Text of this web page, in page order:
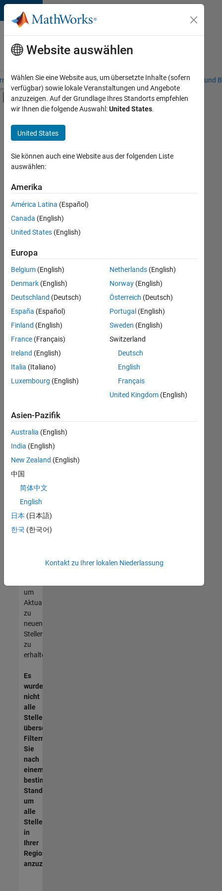
Weiter zum Inhalt
Karriere
bei
MathWorks
– Übersicht Stellensuche Niederlassungen Studierende und
Umschaltung für Off-Canvas-
Hauptinhalt
Infrastructure and Architecture
Product Development
+1
Derzeit
es
keine
offenen
Stellen,
Ihren
Suchkriterien
entsprechen.
können
die
Suchkriterien
weiter
fassen
oder
alle
Stellenangebote
anzeigen .
noch
keine
offenen
Stellen
können,
die
Ihren
entsprechen,
werden
unseres
um
Aktualisierungen
zu
neuen
Stellenangeboten
zu
erhalten.
Es
wurden
nicht
alle
Stellen
übersetzt.
Filtern
Sie
nach
einem
bestimmten
Standort,
um
alle
Stellenangebote
in
Ihrer
Region
anzuzeigen.
Website auswählen
Wählen Sie eine Website aus, um übersetzte Inhalte (sofern
verfügbar) sowie lokale Veranstaltungen und Angebote
anzuzeigen. Auf der Grundlage Ihres Standorts empfehlen
wir Ihnen die folgende Auswahl:United States.
United States
Sie können auch eine Website aus der folgenden Liste
auswählen:
Amerika
América Latina (Español)
Canada (English)
United States (English)
Europa
Belgium (English)
Denmark (English)
Deutschland (Deutsch)
España (Español)
Finland (English)
France (Français)
Ireland (English)
Italia (Italiano)
Luxembourg (English)
Netherlands(English)
Norway(English)
Österreich (Deutsch)
Portugal (English)
Sweden (English)
Switzerland
Deutsch
English
Français
United Kingdom(English)
Asien-Pazifik
Australia (English)
India (English)
New Zealand (English)
中国
简体中文
English
日本 (日本語)
한국 (한국어)
Kontakt zu Ihrer lokalen Niederlassung